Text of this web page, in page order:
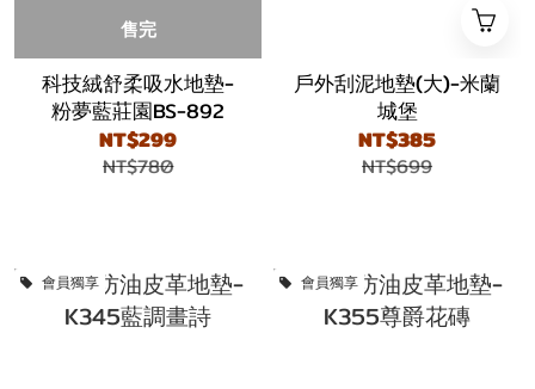
售完
科技絨舒柔吸水地墊-
粉夢藍莊園BS-892
NT$299
NT$780
戶外刮泥地墊(大)-米蘭
城堡
NT$385
NT$699
會員獨享 會員獨享